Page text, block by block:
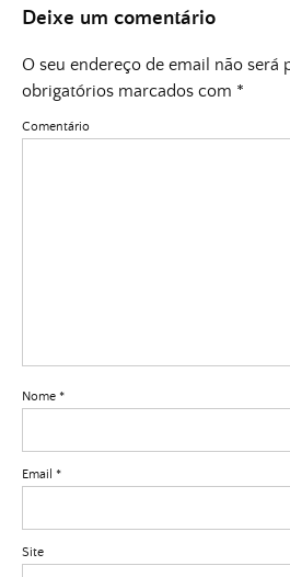
Deixe um comentário
O seu endereço de email não será
obrigatórios marcados com *
Comentário
Nome *
Email *
Site